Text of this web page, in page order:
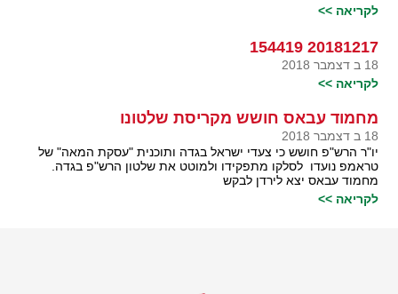
לקריאה >>
20181217 154419
18 ב דצמבר 2018
לקריאה >>
מחמוד עבאס חושש מקריסת שלטונו
18 ב דצמבר 2018
יו"ר הרש"פ חושש כי צעדי ישראל בגדה ותוכנית "עסקת המאה" של
טראמפ נועדו לסלקו מתפקידו ולמוטט את שלטון הרש"פ בגדה.
מחמוד עבאס יצא לירדן לבקש
לקריאה >>